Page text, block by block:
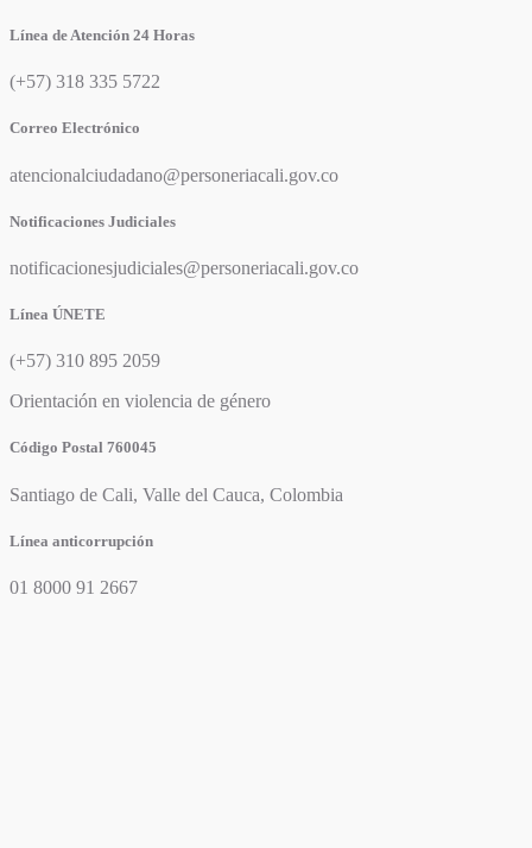
Línea de Atención 24 Horas
(+57) 318 335 5722
Correo Electrónico
atencionalciudadano@personeriacali.gov.co
Notificaciones Judiciales
notificacionesjudiciales@personeriacali.gov.co
Línea ÚNETE
(+57) 310 895 2059
Orientación en violencia de género
Código Postal 760045
Santiago de Cali, Valle del Cauca, Colombia
Línea anticorrupción
01 8000 91 2667